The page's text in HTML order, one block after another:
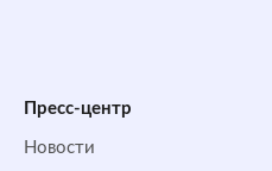
Пресс-центр
Новости